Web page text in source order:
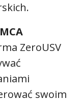
MCA
ZeroUSV
swoim